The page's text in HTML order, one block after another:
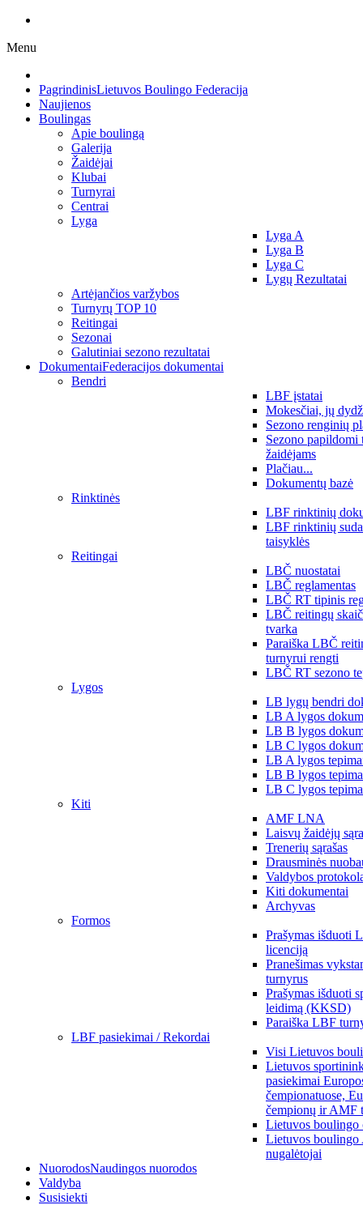
Menu
PagrindinisLietuvos Boulingo Federacija
Naujienos
Boulingas
Apie boulingą
Galerija
Žaidėjai
Klubai
Turnyrai
Centrai
Lyga
Lyga A
Lyga B
Lyga C
Lygų Rezultatai
Artėjančios varžybos
Turnyrų TOP 10
Reitingai
Sezonai
Galutiniai sezono rezultatai
DokumentaiFederacijos dokumentai
Bendri
LBF įstatai
Mokesčiai, jų
Sezono renginių
Sezono papildomi
žaidėjams
Plačiau...
Dokumentų bazė
Rinktinės
LBF rinktinių
LBF rinktinių
taisyklės
Reitingai
LBČ nuostatai
LBČ reglamentas
LBČ RT tipinis
LBČ reitingų
tvarka
Paraiška LBČ
turnyrui rengti
LBČ RT sezono
Lygos
LB lygų bendri
LB A lygos
LB B lygos
LB C lygos
LB A lygos
LB B lygos
LB C lygos
Kiti
AMF LNA
Laisvų žaidėjų
Trenerių sąrašas
Drausminės
Valdybos
Kiti dokumentai
Archyvas
Formos
Prašymas išduoti
licenciją
Pranešimas
turnyrus
Prašymas išduoti
leidimą (KKSD)
Paraiška LBF
LBF pasiekimai / Rekordai
Visi Lietuvos
Lietuvos
pasiekimai
čempionatuose,
čempionų ir AMF
Lietuvos boulingo
Lietuvos boulingo
nugalėtojai
NuorodosNaudingos nuorodos
Valdyba
Susisiekti